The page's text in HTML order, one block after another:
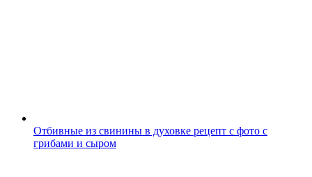
Отбивные из свинины в духовке рецепт с фото с
грибами и сыром